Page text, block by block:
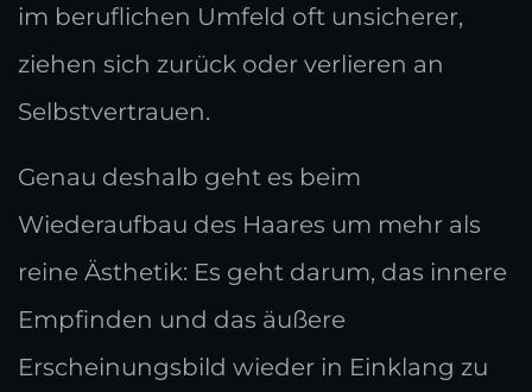
im beruflichen Umfeld oft unsicherer,
ziehen sich zurück oder verlieren an
Selbstvertrauen.
Genau deshalb geht es beim
Wiederaufbau des Haares um mehr als
reine Ästhetik: Es geht darum, das innere
Empfinden und das äußere
Erscheinungsbild wieder in Einklang zu